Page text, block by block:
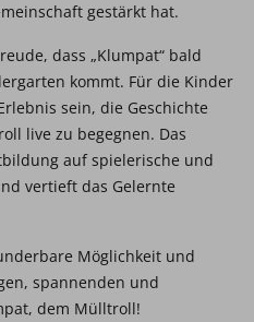
gestärkt hat.
dass „Klumpat“ bald
kommt. Für die Kinder
sein, die Geschichte
live zu begegnen. Das
auf spielerische und
vertieft das Gelernte
Möglichkeit und
spannenden und
dem Mülltroll!